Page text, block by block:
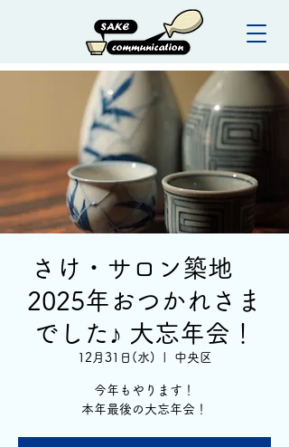
さけ・サロン築地
2025年おつかれさま
でした♪ 大忘年会！
12月31日(水) 中央区
今年もやります！
本年最後の大忘年会！